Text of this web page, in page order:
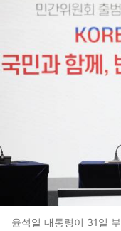
윤석열 대통령이 31일